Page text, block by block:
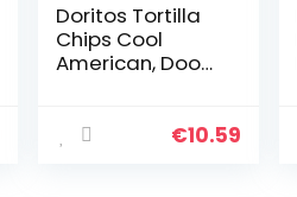
Doritos Tortilla
Chips Cool
American, Doos
€10.59